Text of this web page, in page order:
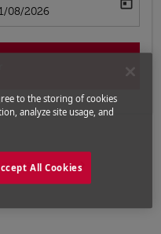
booking-return-date-aria-label
08/2026
today
para a Grécia
to the storing of cookies
analyze site usage, and
All Cookies